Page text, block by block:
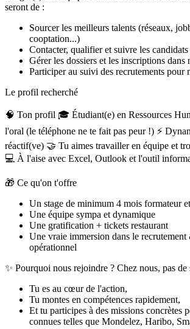
seront de :
Sourcer les meilleurs talents (réseaux,
cooptation...)
Contacter, qualifier et suivre les candidats
Gérer les dossiers et les inscriptions dans
Participer au suivi des recrutements pour
Le profil recherché
🧠 Ton profil 🎓 Étudiant(e) en Ressources
l'oral (le téléphone ne te fait pas peur !) ⚡
réactif(ve) 🤝 Tu aimes travailler en équipe et
💻 À l'aise avec Excel, Outlook et l'outil
🎁 Ce qu'on t'offre
Un stage de minimum 4 mois formateur
Une équipe sympa et dynamique
Une gratification + tickets restaurant
Une vraie immersion dans le
opérationnel
✨ Pourquoi nous rejoindre ? Chez nous, pas de
Tu es au cœur de l'action,
Tu montes en compétences rapidement,
Et tu participes à des missions concrètes
connues telles que Mondelez, Haribo,